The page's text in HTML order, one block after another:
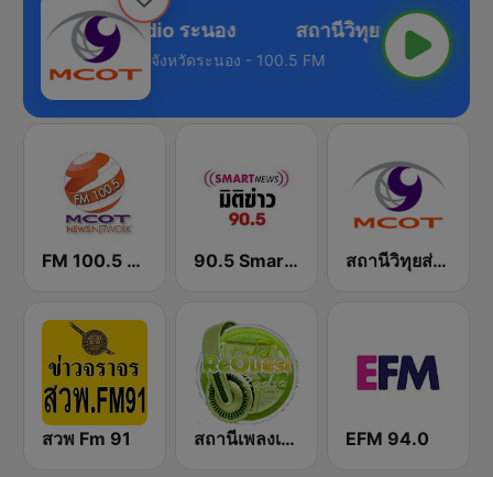
าค MCOT Radio ระนอง
จังหวัดระนอง - 100.5 FM
FM 100.5 News 90.5 Smart News มิติข่าว สถานีวิทุยส่วนภูมิภาค MCOT Radio เชียงใหม่
สวพ Fm 91 สถานีเพลงเพื่อชีวิต Request Radio For Life EFM 94.0